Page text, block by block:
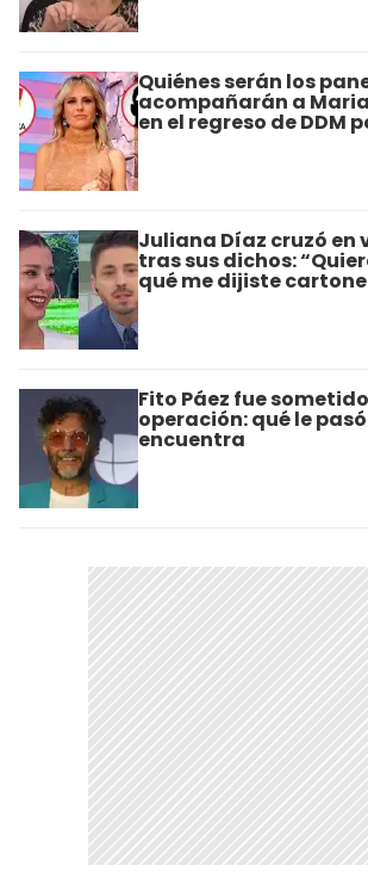
Quiénes serán los
acompañarán a
en el regreso de DDM
Juliana Díaz cruzó en
tras sus dichos:
qué me dijiste
Fito Páez fue
operación: qué le
encuentra